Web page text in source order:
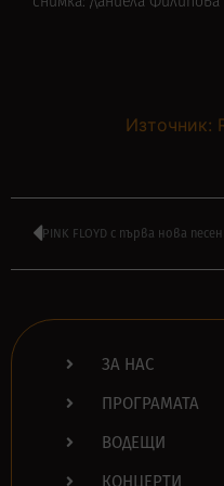
Източник:
ЗА НАС
ПРОГРАМАТА
ВОДЕЩИ
КОНЦЕРТИ